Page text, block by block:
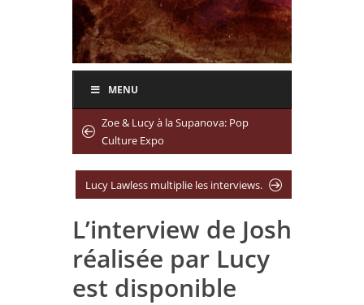
MENU
Zoe & Lucy à la Supanova: Pop
Culture Expo
Lucy Lawless multiplie les interviews.
L’interview de Josh
réalisée par Lucy
est disponible